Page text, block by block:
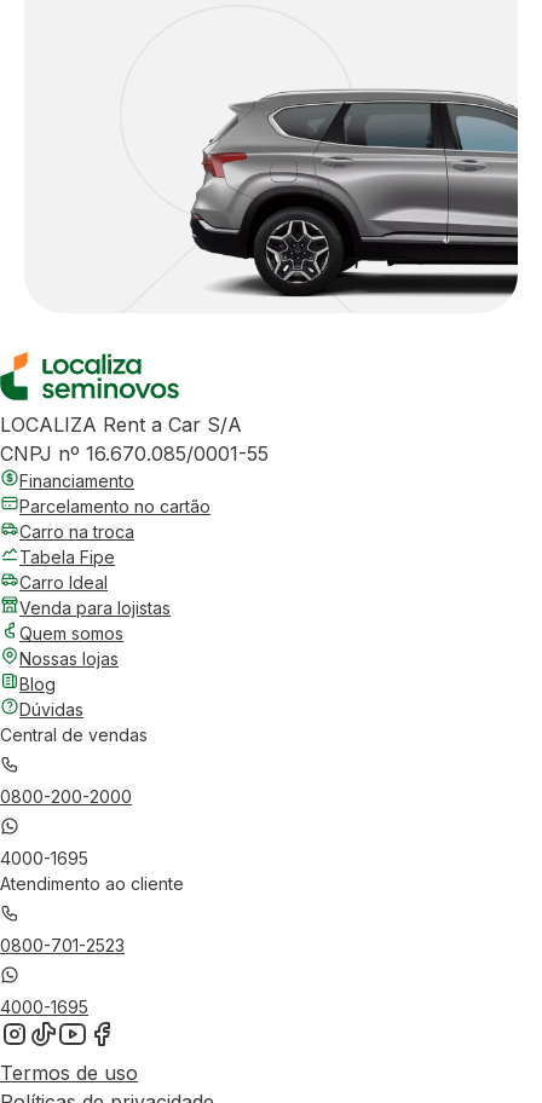
LOCALIZA Rent a Car S/A
CNPJ nº 16.670.085/0001-55
Financiamento
Parcelamento no cartão
Carro na troca
Tabela Fipe
Carro Ideal
Venda para lojistas
Quem somos
Nossas lojas
Blog
Dúvidas
Central de vendas
0800-200-2000
4000-1695
Atendimento ao cliente
0800-701-2523
4000-1695
Termos de uso